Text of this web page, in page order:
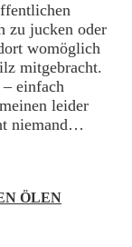
zu jucken oder
womöglich
mitgebracht.
einfach
leider
niemand…
ÖLEN